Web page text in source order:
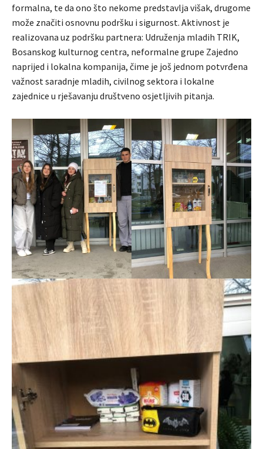
formalna, te da ono što nekome predstavlja višak, drugome
može značiti osnovnu podršku i sigurnost. Aktivnost je
realizovana uz podršku partnera: Udruženja mladih TRIK,
Bosanskog kulturnog centra, neformalne grupe Zajedno
naprijed i lokalna kompanija, čime je još jednom potvrđena
važnost saradnje mladih, civilnog sektora i lokalne
zajednice u rješavanju društveno osjetljivih pitanja.